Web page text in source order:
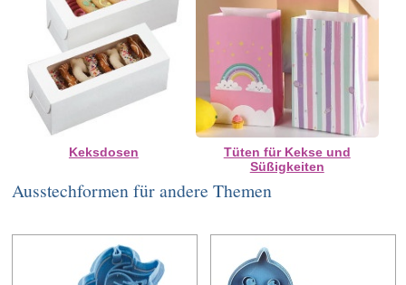
Keksdosen
Tüten für Kekse und
Süßigkeiten
Ausstechformen für andere Themen